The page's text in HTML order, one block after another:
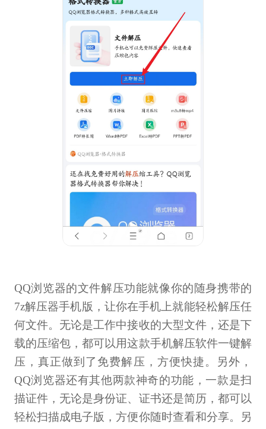
QQ浏览器的文件解压功能就像你的随身携带的
7z解压器手机版，让你在手机上就能轻松解压任
何文件。无论是工作中接收的大型文件，还是下
载的压缩包，都可以用这款手机解压软件一键解
压，真正做到了免费解压，方便快捷。另外，
QQ浏览器还有其他两款神奇的功能，一款是扫
描证件，无论是身份证、证书还是简历，都可以
轻松扫描成电子版，方便你随时查看和分享。另